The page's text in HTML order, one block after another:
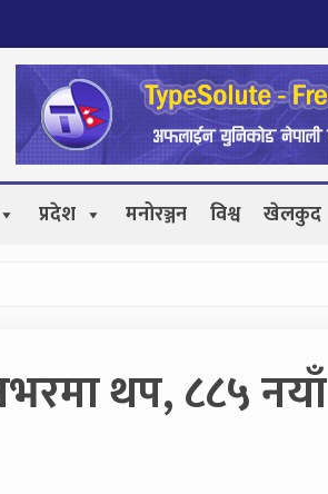
प्रदेश मनोरञ्जन विश्व खेलकुद
थप, ८८५ नयाँ